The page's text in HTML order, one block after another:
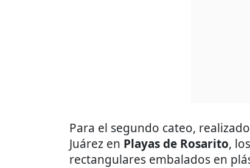
Para el segundo cateo,
Juárez en Playas de Rosarito,
rectangulares embalados en